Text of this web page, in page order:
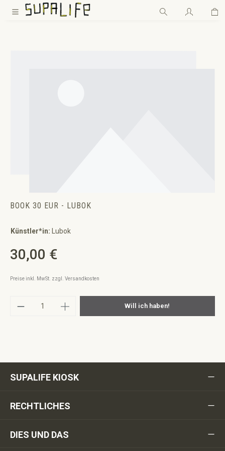
Zum Hauptinhalt springen
BOOK 30 EUR - LUBOK
Künstler*in: Lubok
Regulärer Preis:
30,00 €
Preise inkl. MwSt. zzgl. Versandkosten
Produkt Anzahl: Gib den gewünschten
Will ich haben!
SUPALIFE KIOSK
RECHTLICHES
DIES UND DAS